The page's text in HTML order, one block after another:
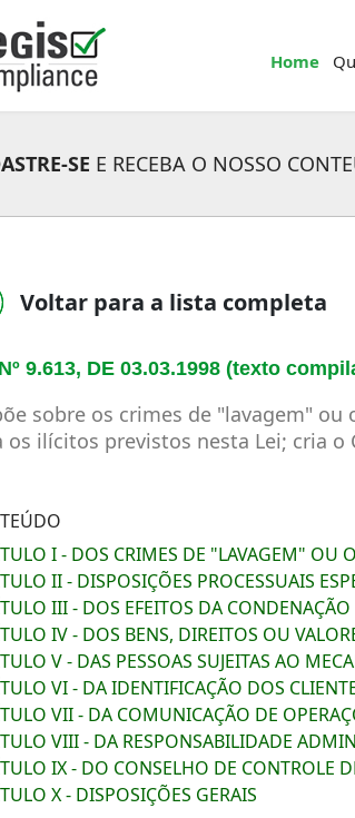
Home
SE E RECEBA O NOSSO
Voltar para a lista completa
9.613, DE 03.03.1998 (texto
sobre os crimes de "lavagem"
os ilícitos previstos nesta Lei; cria o
I - DOS CRIMES DE "LAVAGEM" OU
II - DISPOSIÇÕES PROCESSUAIS
III - DOS EFEITOS DA CONDENAÇÃO
IV - DOS BENS, DIREITOS OU
V - DAS PESSOAS SUJEITAS AO
VI - DA IDENTIFICAÇÃO DOS
VII - DA COMUNICAÇÃO DE
VIII - DA RESPONSABILIDADE
IX - DO CONSELHO DE CONTROLE
X - DISPOSIÇÕES GERAIS